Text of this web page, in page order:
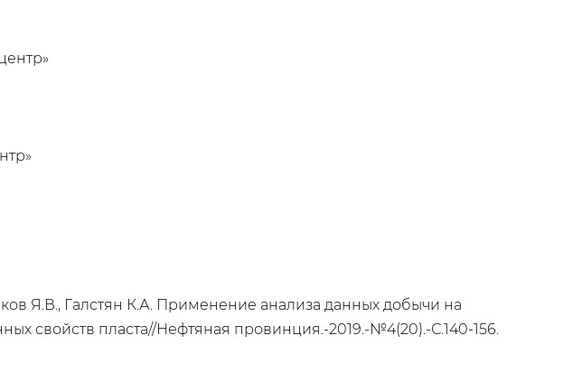
Я.В., Галстян К.А. Применение анализа данных добычи на
свойств пласта//Нефтяная провинция.-2019.-№4(20).-С.140-156.